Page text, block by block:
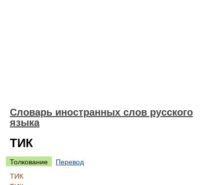
Словарь иностранных слов русского
языка
ТИК
Толкование
Перевод
ТИК